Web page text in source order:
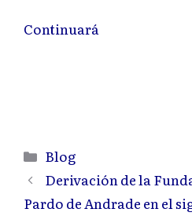
Continuará
Categorías
Blog
Derivación de la
Pardo de Andrade en el